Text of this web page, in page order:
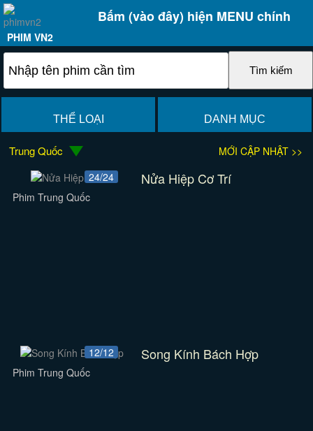
Bấm (vào đây) hiện MENU chính
PHIM VN2
THỂ LOẠI DANH MỤC
Trung Quốc
MỚI CẬP NHẬT >>
24/24
Nửa Hiệp Cơ Trí
Phim Trung Quốc
12/12 Song Kính Bách Hợp
Phim Trung Quốc